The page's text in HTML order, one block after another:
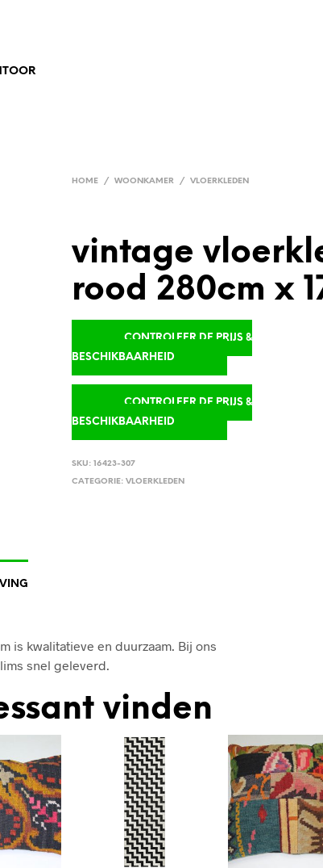
HOME / WOONKAMER / VLOERKLEDEN
vintage
rood 280cm x
CONTROLEER DE PRIJS &
BESCHIKBAARHEID
CONTROLEER DE PRIJS &
BESCHIKBAARHEID
SKU:16423-307
CATEGORIE:VLOERKLEDEN
is kwalitatieve en duurzaam. Bij ons
snel geleverd.
vinden